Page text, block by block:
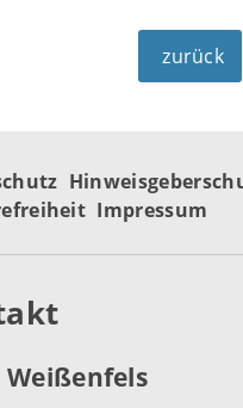
zurück
Impressum
Weißenfels